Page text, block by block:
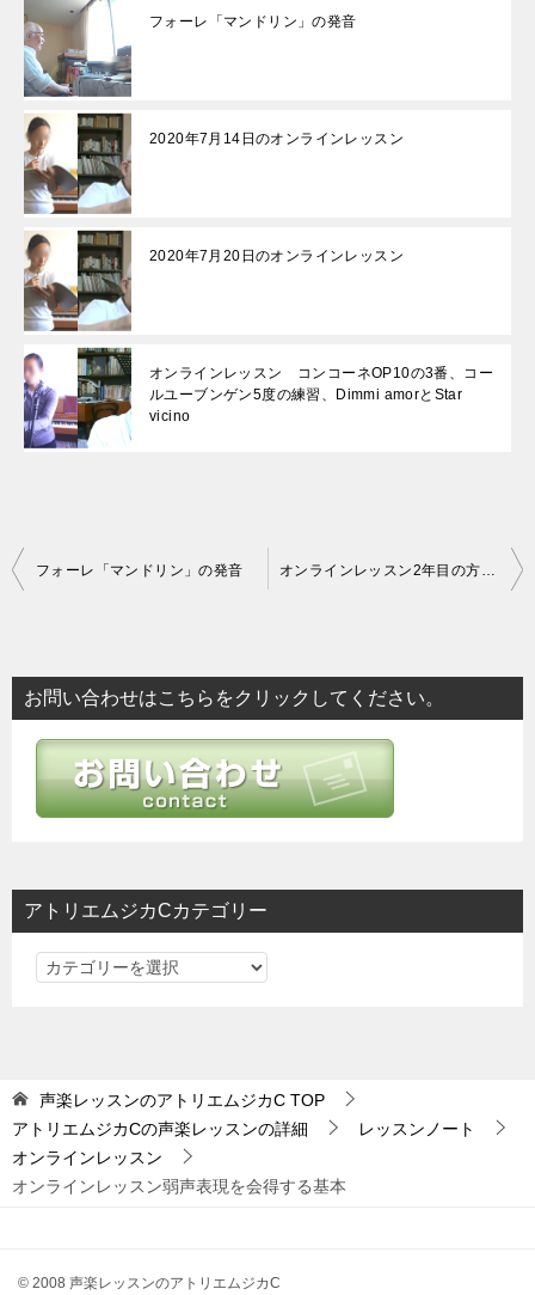
フォーレ「マンドリン」の発音
2020年7月14日のオンラインレッスン
2020年7月20日のオンラインレッスン
オンラインレッスン コンコーネOP10の3番、コー
ルユーブンゲン5度の練習、Dimmi amorとStar
vicino
投
ビ
ゲ
フォーレ「マンドリン」の発音 オンラインレッスン2年目の方の成長
お問い合わせはこちらをクリックしてください。
アトリエムジカCカテゴリー
ア
ジ
声楽レッスンのアトリエムジカC TOP
アトリエムジカCの声楽レッスンの詳細
レッスンノート
オンラインレッスン
オンラインレッスン弱声表現を会得する基本
© 2008 声楽レッスンのアトリエムジカC